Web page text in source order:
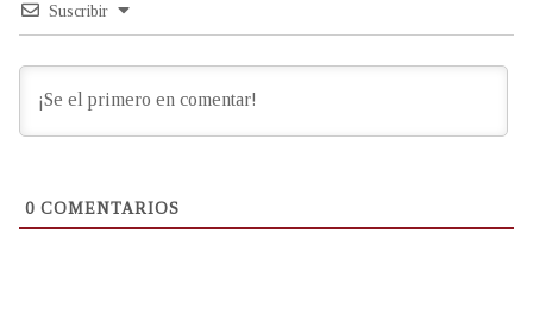
Suscribir
0 COMENTARIOS